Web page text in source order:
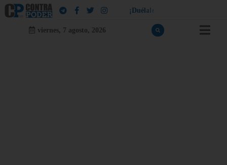
¡ Dué a e
viernes, 7 agosto, 2026